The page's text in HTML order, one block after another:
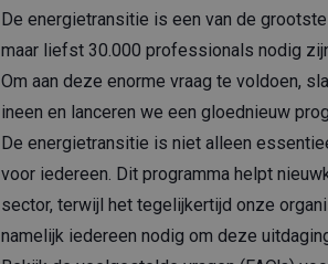
De energietransitie is een van de
maar liefst 30.000 professionals nodig
Om aan deze enorme vraag te voldoen,
ineen en lanceren we een gloednieuw
De energietransitie is niet alleen
voor iedereen. Dit programma helpt
sector, terwijl het tegelijkertijd onze
namelijk iedereen nodig om deze